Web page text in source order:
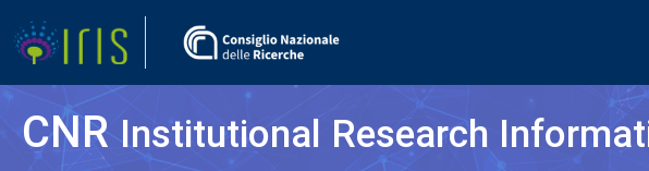
CNRInstitutional Research